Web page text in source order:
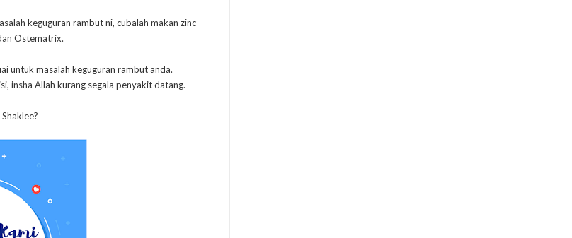
keguguran rambut ni, cubalah makan zinc
Ostematrix.
untuk masalah keguguran rambut anda.
insha Allah kurang segala penyakit datang.